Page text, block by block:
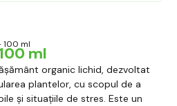
100 ml
20 – 100 ml
organic lichid, dezvoltat
plantelor, cu scopul de a
și situațiile de stres. Este un